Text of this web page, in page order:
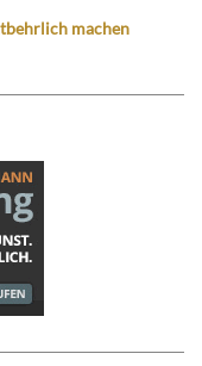
machen